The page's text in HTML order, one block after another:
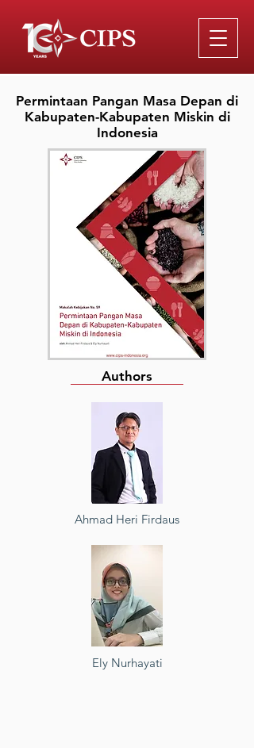
Permintaan Pangan Masa Depan di
Kabupaten-Kabupaten Miskin di
Indonesia
Authors
Ahmad Heri Firdaus
Ely Nurhayati